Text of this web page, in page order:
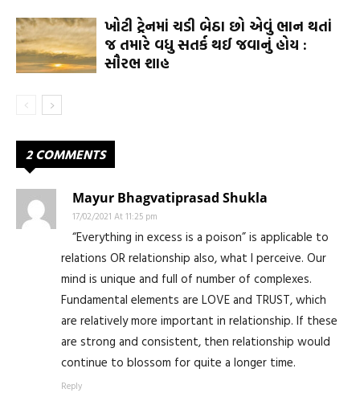
ખોટી ટ્રેનમાં ચડી બેઠા છો એવું ભાન થતાં
જ તમારે વધુ સતર્ક થઈ જવાનું હોય :
સૌરભ શાહ
2 COMMENTS
Mayur Bhagvatiprasad Shukla
17/02/2021 At 11:25 pm
“Everything in excess is a poison” is applicable to
relations OR relationship also, what I perceive. Our
mind is unique and full of number of complexes.
Fundamental elements are LOVE and TRUST, which
are relatively more important in relationship. If these
are strong and consistent, then relationship would
continue to blossom for quite a longer time.
Reply